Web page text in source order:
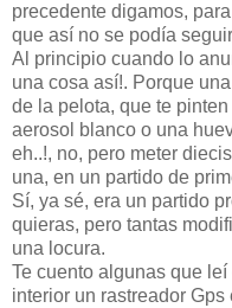
precedente digamos,
que así no se podía
Al principio cuando lo
una cosa así!. Porque
de la pelota, que te
aerosol blanco o una
eh..!, no, pero meter
una, en un partido de
Sí, ya sé, era un partido
quieras, pero tantas
una locura.
Te cuento algunas que
interior un rastreador